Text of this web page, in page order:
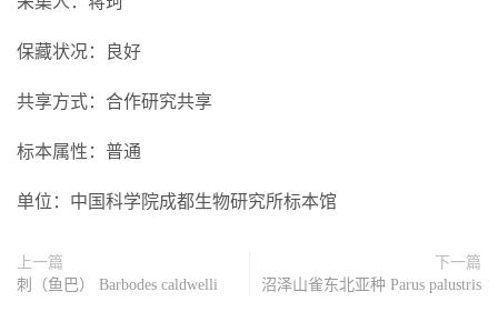
保藏状况：良好
共享方式：合作研究共享
标本属性：普通
单位：中国科学院成都生物研究所标本馆
上一篇
刺（鱼巴） Barbodes caldwelli
下一篇
沼泽山雀东北亚种 Parus palustris